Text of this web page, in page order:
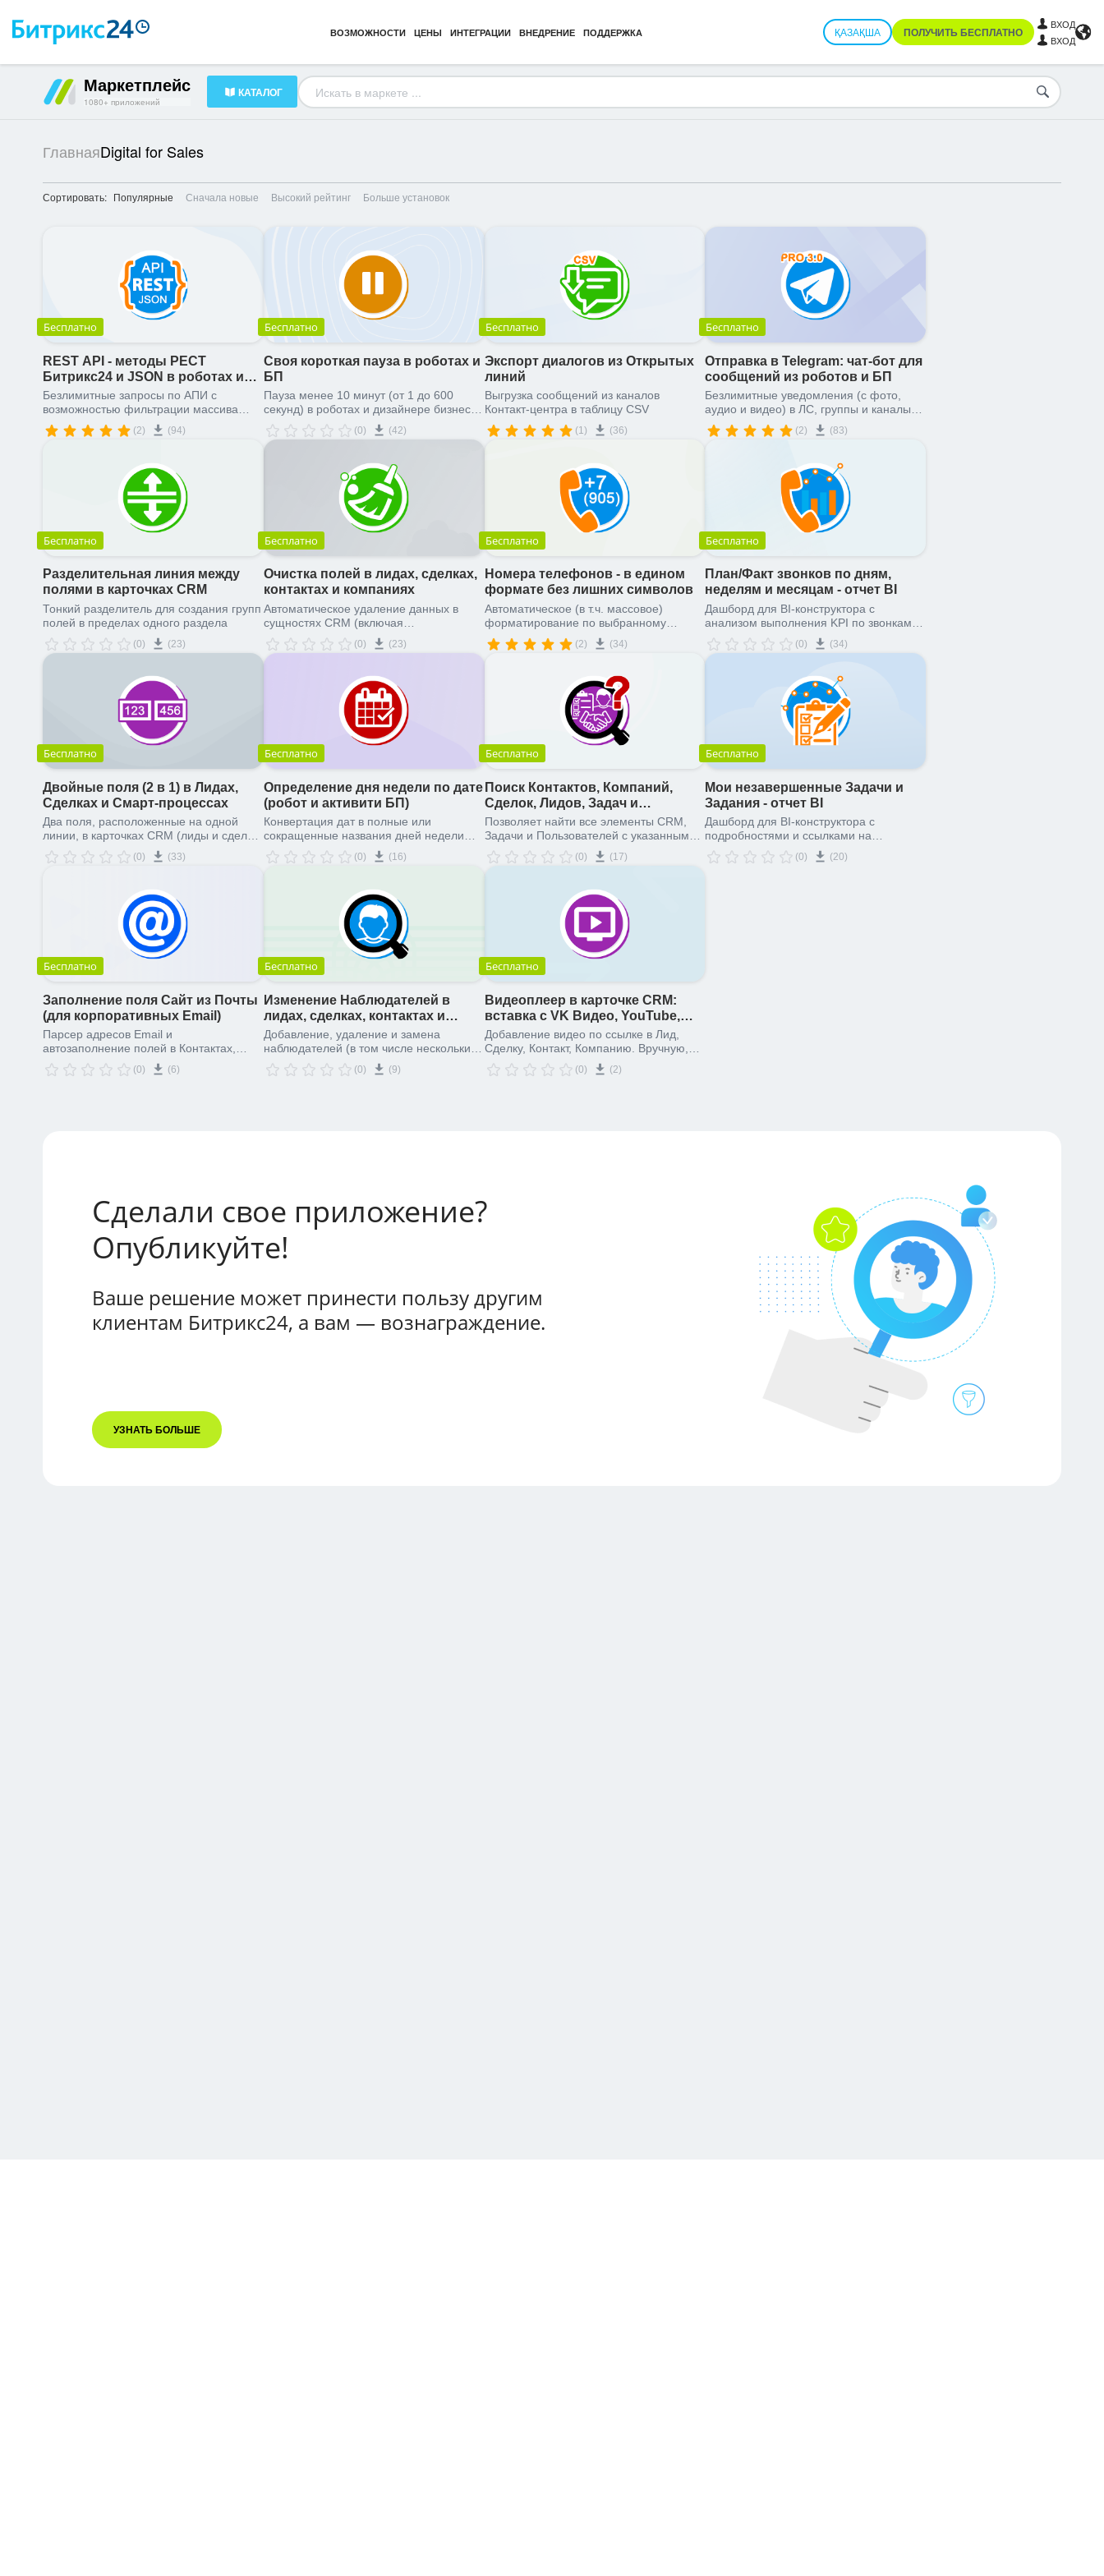
ВОЗМОЖНОСТИ ЦЕНЫ ИНТЕГРАЦИИ ВНЕДРЕНИЕ ПОДДЕРЖКА ҚАЗАҚША ПОЛУЧИТЬ БЕСПЛАТНО
ВХОД
ВХОД
Маркетплейс
1080+ приложений
КАТАЛОГ
HR-менеджмент
ГлавнаяDigital for Sales
Сортировать: Популярные Сначала новые Высокий рейтинг Больше установок
Бесплатно
REST API - методы РЕСТ
Битрикс24 и JSON в роботах и
БП
Безлимитные запросы по АПИ с
возможностью фильтрации массива
данных и обработкой через JSONPath
(2) (94)
Бесплатно
Своя короткая пауза в роботах и
БП
Пауза менее 10 минут (от 1 до 600
секунд) в роботах и дизайнере бизнес-
процессов.
(0) (42)
Бесплатно
Экспорт диалогов из Открытых
линий
Выгрузка сообщений из каналов
Контакт-центра в таблицу CSV
(1) (36)
Бесплатно
Отправка в Telegram: чат-бот для
сообщений из роботов и БП
Безлимитные уведомления (с фото,
аудио и видео) в ЛС, группы и каналы
через официальное API Телеграма
(2) (83)
Бесплатно
Разделительная линия между
полями в карточках CRM
Тонкий разделитель для создания групп
полей в пределах одного раздела
(0) (23)
Бесплатно
Очистка полей в лидах, сделках,
контактах и компаниях
Автоматическое удаление данных в
сущностях CRM (включая
множественные и пользовательские
поля)
(0) (23)
Бесплатно
Номера телефонов - в едином
формате без лишних символов
Автоматическое (в т.ч. массовое)
форматирование по выбранному
шаблону телефонов в любых полях
(включая множественные и
пользовательские) с помощью роботов
(2) (34)
Бесплатно
План/Факт звонков по дням,
неделям и месяцам - отчет BI
Дашборд для BI-конструктора с
анализом выполнения KPI по звонкам и
подробной статистикой по сотрудникам
и отделам
(0) (34)
Бесплатно
Двойные поля (2 в 1) в Лидах,
Сделках и Смарт-процессах
Два поля, расположенные на одной
линии, в карточках CRM (лиды и сделки)
и смарт-процессах
(0) (33)
Бесплатно
Определение дня недели по дате
(робот и активити БП)
Конвертация дат в полные или
сокращенные названия дней недели
либо числа от 1 до 7
(0) (16)
Бесплатно
Поиск Контактов, Компаний,
Сделок, Лидов, Задач и
Сотрудников
Позволяет найти все элементы CRM,
Задачи и Пользователей с указанными
значениями стандартных и
пользовательских полей с помощью
(0) (17)
Бесплатно
Мои незавершенные Задачи и
Задания - отчет BI
Дашборд для BI-конструктора с
подробностями и ссылками на
находящиеся в работе задания бизнес-
процессов и задачи сотрудника,
(0) (20)
Бесплатно
Заполнение поля Сайт из Почты
(для корпоративных Email)
Парсер адресов Email и
автозаполнение полей в Контактах,
Компаниях и других сущностях (с
учетом исключений)
(0) (6)
Бесплатно
Изменение Наблюдателей в
лидах, сделках, контактах и
компаниях
Добавление, удаление и замена
наблюдателей (в том числе нескольких)
с помощью Робота и в Дизайнере
бизнес-процессов(0) (9)
Бесплатно
Видеоплеер в карточке CRM:
вставка с VK Видео, YouTube,
RUTUBE
Добавление видео по ссылке в Лид,
Сделку, Контакт, Компанию. Вручную,
через робота и дизайнер бизнес-
процессов
(0) (2)
Сделали свое приложение?
Опубликуйте!
Ваше решение может принести пользу другим
клиентам Битрикс24, а вам — вознаграждение.
УЗНАТЬ БОЛЬШЕ